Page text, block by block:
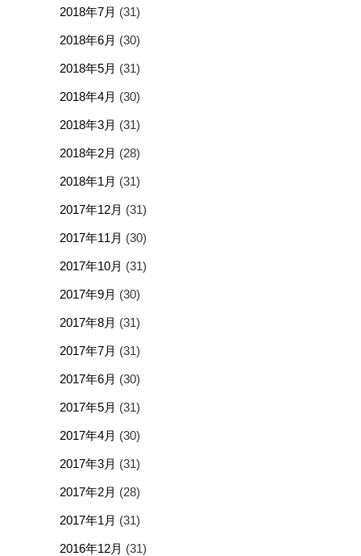
2018年7月 (31)
2018年6月 (30)
2018年5月 (31)
2018年4月 (30)
2018年3月 (31)
2018年2月 (28)
2018年1月 (31)
2017年12月 (31)
2017年11月 (30)
2017年10月 (31)
2017年9月 (30)
2017年8月 (31)
2017年7月 (31)
2017年6月 (30)
2017年5月 (31)
2017年4月 (30)
2017年3月 (31)
2017年2月 (28)
2017年1月 (31)
2016年12月 (31)